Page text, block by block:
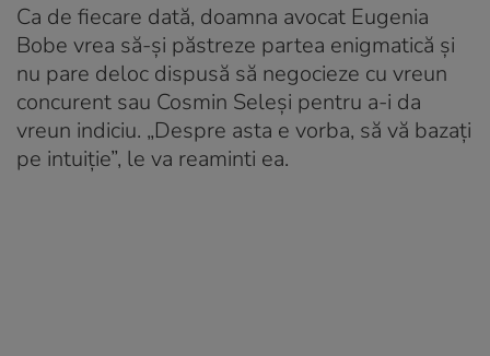
Ca de fiecare dată, doamna avocat Eugenia
Bobe vrea să-și păstreze partea enigmatică și
nu pare deloc dispusă să negocieze cu vreun
concurent sau Cosmin Seleși pentru a-i da
vreun indiciu. „Despre asta e vorba, să vă bazați
pe intuiție”, le va reaminti ea.